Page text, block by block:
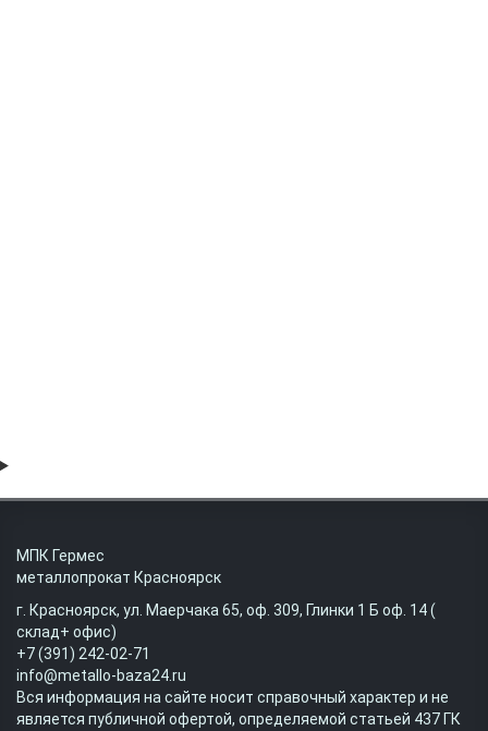
МПК Гермес
металлопрокат Красноярск
г. Красноярск, ул. Маерчака 65, оф. 309, Глинки 1 Б оф. 14 (
склад+ офис)
+7 (391) 242-02-71
info@metallo-baza24.ru
Вся информация на сайте носит справочный характер и не
является публичной офертой, определяемой статьей 437 ГК